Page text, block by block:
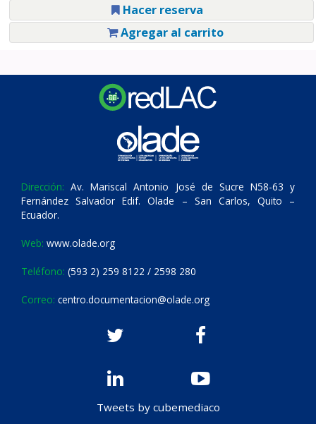
Hacer reserva
Agregar al carrito
Dirección: Av. Mariscal Antonio José de Sucre N58-63 y
Fernández Salvador Edif. Olade – San Carlos, Quito –
Ecuador.
Web: www.olade.org
Teléfono: (593 2) 259 8122 / 2598 280
Correo: centro.documentacion@olade.org
Tweets by cubemediaco